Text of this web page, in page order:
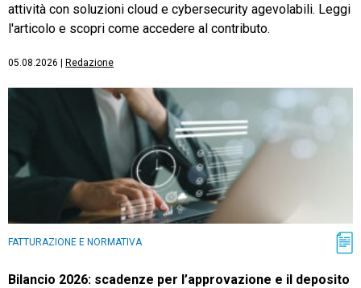
attività con soluzioni cloud e cybersecurity agevolabili. Leggi
l'articolo e scopri come accedere al contributo.
05.08.2026 Redazione
FATTURAZIONE E NORMATIVA
Bilancio 2026: scadenze per l’approvazione e il deposito